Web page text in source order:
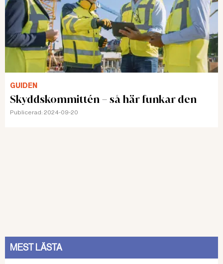
GUIDEN
Skyddskommittén – så här funkar den
Publicerad: 2024-09-20
MEST LÄSTA